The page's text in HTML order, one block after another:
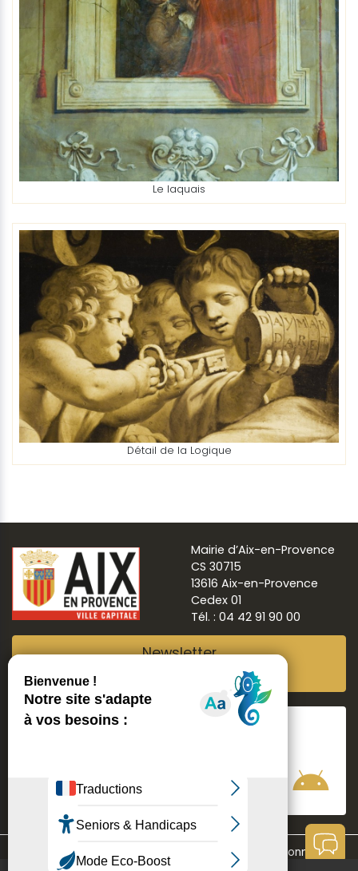
Le laquais
Détail de la Logique
Mairie d’Aix-en-Provence
CS 30715
13616 Aix-en-Provence
Cedex 01
Tél. : 04 42 91 90 00
Newsletter
Suivre Aix ma ville
Communication Mentions légales Données personnelles